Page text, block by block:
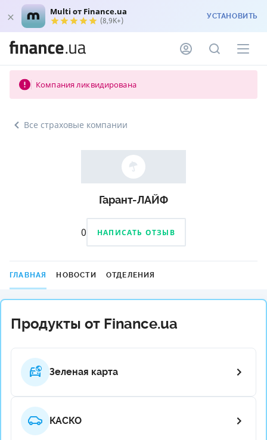
Multi от Finance.ua
(8,9K+) УСТАНОВИТЬ
Компания ликвидирована
Все страховые компании
Гарант-ЛАЙФ
0 НАПИСАТЬ ОТЗЫВ
ГЛАВНАЯ НОВОСТИ ОТДЕЛЕНИЯ
Продукты от Finance.ua
Зеленая карта
КАСКО